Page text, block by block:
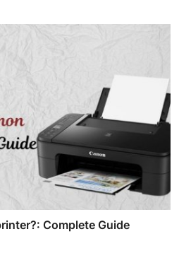
Complete Guide